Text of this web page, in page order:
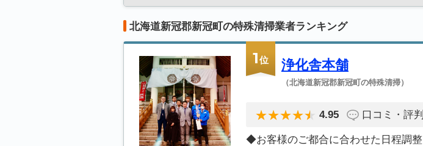
北海道新冠郡新冠町の特殊清掃業者ランキング
1位 浄化舎本舗
（北海道新冠郡新冠町の特殊清掃）
4.95 口コミ・評判
◆お客様のご都合に合わせた日程調整